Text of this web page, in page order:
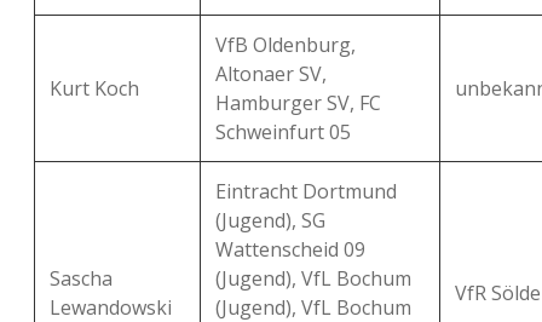
Kurt Koch
VfB Oldenburg,
Altonaer SV,
Hamburger SV, FC
Schweinfurt 05
Sascha
Lewandowski
Eintracht Dortmund
(Jugend), SG
Wattenscheid 09
(Jugend), VfL Bochum
(Jugend), VfL Bochum
VfR Sölde